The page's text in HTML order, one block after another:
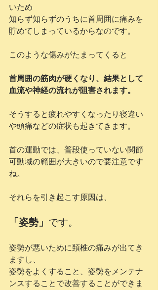
いため
知らず知らずのうちに首周囲に痛みを
貯めてしまっているからなのです。
このような傷みがたまってくると
首周囲の筋肉が硬くなり、結果として
血流や神経の流れが阻害されます。
そうすると疲れやすくなったり寝違い
や頭痛などの症状も起きてきます。
首の運動では、普段使っていない関節
可動域の範囲が大きいので要注意です
ね。
それらを引き起こす原因は、
「姿勢」 です。
姿勢が悪いために頚椎の痛みが出てき
ますし、
姿勢をよくすること、姿勢をメンテナ
ンスすることで改善することができま